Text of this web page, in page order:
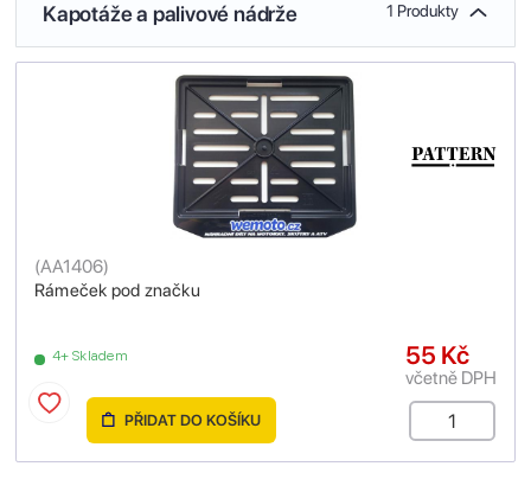
Kapotáže a palivové nádrže 1 Produkty
Rámeček pod značku
(AA1406)
4+ Skladem 55 Kč
včetně DPH
PŘIDAT DO KOŠÍKU